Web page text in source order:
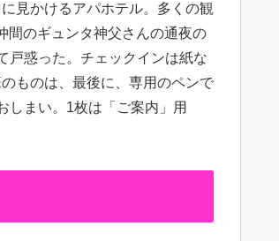
見かけるアパホテル。多くの観
間のギュンタ神父さんの通夜の
戸惑った。チェックインは紙な
ものは、最後に、専用のペンで
しまい。1枚は「ご案内」用